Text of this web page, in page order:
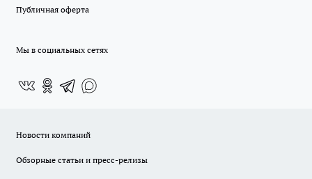
Публичная оферта
Мы в социальных сетях
Новости компаний
Обзорные статьи и пресс-релизы